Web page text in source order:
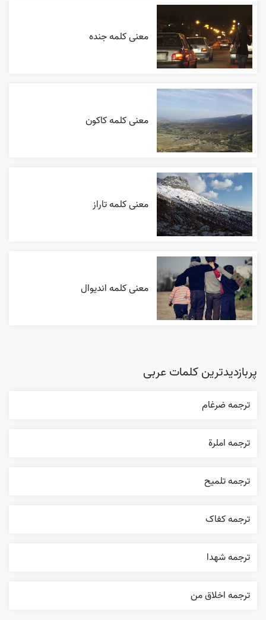
معنی کلمه جنده
معنی کلمه کاکون
معنی کلمه تاراز
معنی کلمه اندیوال
پربازدیدترین کلمات عربی
ترجمه ضرغام
ترجمه املرة
ترجمه تلميح
ترجمه کفاک
ترجمه شهدا
ترجمه اخلاق من